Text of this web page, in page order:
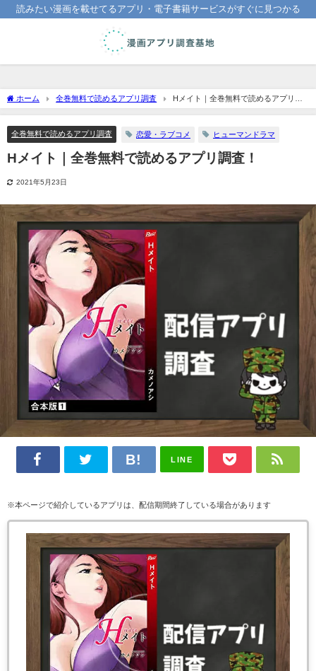
読みたい漫画を載せてるアプリ・電子書籍サービスがすぐに見つかる
ホーム 全巻無料で読めるアプリ調査
Hメイト｜全巻無料で読めるアプリ調
査！
全巻無料で読めるアプリ調査 恋愛・ラブコメ ヒューマンドラマ
Hメイト｜全巻無料で読めるアプリ調査！
2021年5月23日
LINE
※本ページで紹介しているアプリは、配信期間終了している場合があります